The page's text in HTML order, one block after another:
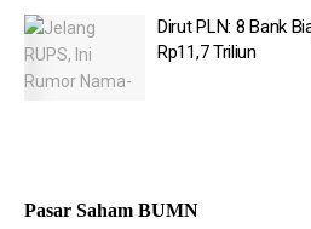
Dirut PLN: 8 Bank
Rp11,7 Triliun
Pasar Saham BUMN